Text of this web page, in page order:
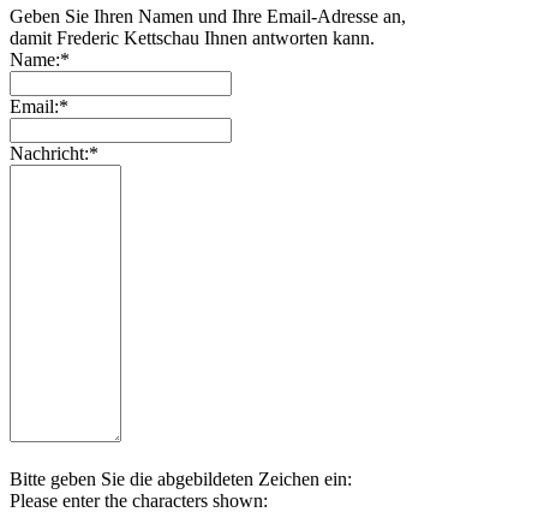
Geben Sie Ihren Namen und Ihre Email-Adresse an,
damit Frederic Kettschau Ihnen antworten kann.
Name:*
Email:*
Nachricht:*
Bitte geben Sie die abgebildeten Zeichen ein:
Please enter the characters shown: